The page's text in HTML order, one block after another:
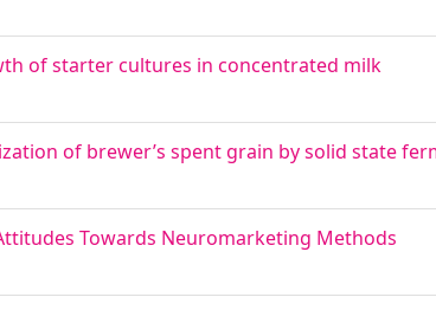
of starter cultures in concentrated milk
of brewer’s spent grain by solid state
Towards Neuromarketing Methods